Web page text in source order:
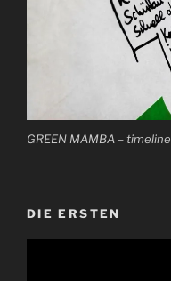
GREEN MAMBA – timeline
DIE ERSTEN